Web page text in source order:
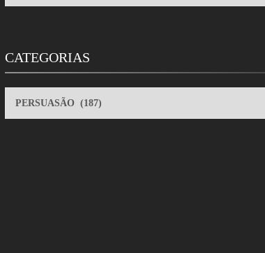
CATEGORIAS
CATEGORIAS